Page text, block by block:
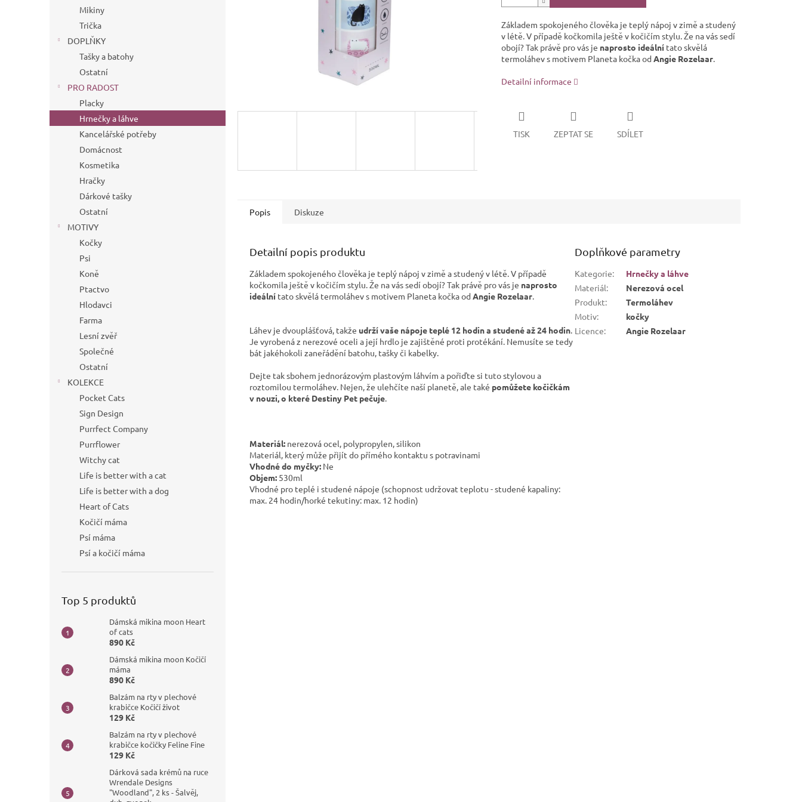
Mikiny
Trička
DOPLŇKY
Tašky a batohy
Ostatní
PRO RADOST
Placky
Hrnečky a láhve
Kancelářské potřeby
Domácnost
Kosmetika
Hračky
Dárkové tašky
Ostatní
MOTIVY
Kočky
Psi
Koně
Ptactvo
Hlodavci
Farma
Lesní zvěř
Společné
Ostatní
KOLEKCE
Pocket Cats
Sign Design
Purrfect Company
Purrflower
Witchy cat
Life is better with a cat
Life is better with a dog
Heart of Cats
Kočičí máma
Psí máma
Psí a kočičí máma
Top 5 produktů
Dámská mikina moon Heart
of cats
890 Kč
Dámská mikina moon Kočičí
máma
890 Kč
Balzám na rty v plechové
krabičce Kočičí život
129 Kč
Balzám na rty v plechové
krabičce kočičky Feline Fine
129 Kč
Dárková sada krémů na ruce
Wrendale Designs
"Woodland", 2 ks - Šalvěj,
Základem spokojeného člověka je teplý nápoj v zimě a studený
v létě. V případě kočkomila ještě v kočičím stylu. Že na vás sedí
obojí? Tak právě pro vás je naprosto ideálnítato skvělá
termoláhev s motivem Planeta kočka od Angie Rozelaar.
Detailní informace
TISK ZEPTAT SE SDÍLET
Popis Diskuze
Detailní popis produktu
Základem spokojeného člověka je teplý nápoj v zimě a studený v létě. V případě
kočkomila ještě v kočičím stylu. Že na vás sedí obojí? Tak právě pro vás je naprosto
ideální tato skvělá termoláhev s motivem Planeta kočka od Angie Rozelaar
Láhev je dvouplášťová, takže udrží vaše nápoje teplé 12 hodin a studené až 24 hodin
Je vyrobená z nerezové oceli a její hrdlo je zajištěné proti protékání. Nemusíte se tedy
bát jakéhokoli zaneřádění batohu, tašky či kabelky.
Dejte tak sbohem jednorázovým plastovým láhvím a pořiďte si tuto stylovou a
roztomilou termoláhev. Nejen, že ulehčíte naší planetě, ale také pomůžete kočičkám
v nouzi, o které Destiny Pet pečuje
Materiál: nerezová ocel, polypropylen, silikon
Materiál, který může přijít do přímého kontaktu s potravinami
Vhodné do myčky: Ne
Objem: 530ml
Vhodné pro teplé i studené nápoje (schopnost udržovat teplotu - studené kapaliny:
max. 24 hodin/horké tekutiny: max. 12 hodin)
Doplňkové parametry
Kategorie:
Hrnečky a láhve
Materiál:
Nerezová ocel
Produkt:
Termoláhev
Motiv:
kočky
Licence: Angie Rozelaar